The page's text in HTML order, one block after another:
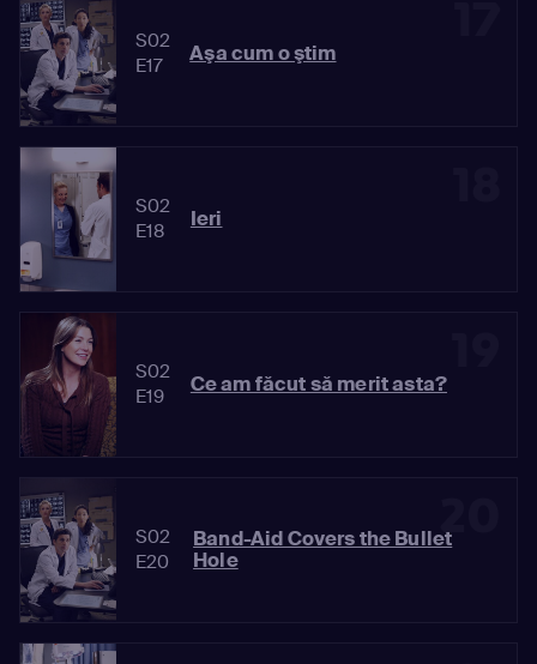
S02
E17
Aşa cum o ştim
S02
E18
Ieri
S02
E19
Ce am făcut să merit asta?
20
S02
E20
Band-Aid Covers the Bullet
Hole